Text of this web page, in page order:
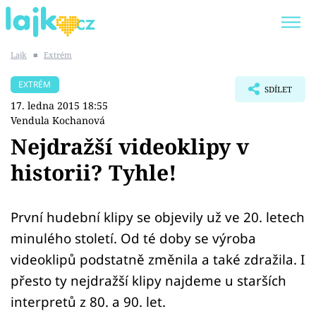
SHOPAHOLICADEL
Témata
Showbyznys
Youtubeři
Virály
Lajk ■ Extrém
EXTRÉM
17. ledna 2015 18:55
Vendula Kochanová
SDÍLET
Nejdražší videoklipy v
historii? Tyhle!
První hudební klipy se objevily už ve 20. letech
minulého století. Od té doby se výroba
videoklipů podstatně změnila a také zdražila. I
přesto ty nejdražší klipy najdeme u starších
interpretů z 80. a 90. let.